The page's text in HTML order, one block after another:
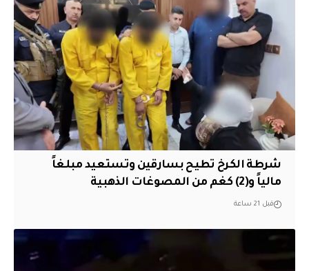
شرطة الكرخ تطيح بسارقين وتستعيد مبلغاً
مالياً و(2) كغم من المصوغات الذهبية
قبل 21 ساعة